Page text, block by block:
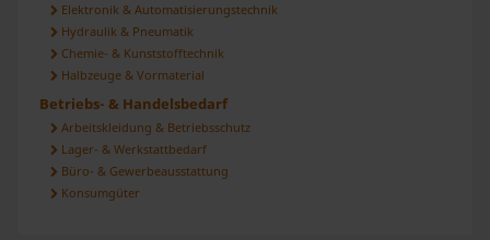
Elektronik & Automatisierungstechnik
Hydraulik & Pneumatik
Chemie- & Kunststofftechnik
Halbzeuge & Vormaterial
Betriebs- & Handelsbedarf
Arbeitskleidung & Betriebsschutz
Lager- & Werkstattbedarf
Büro- & Gewerbeausstattung
Konsumgüter